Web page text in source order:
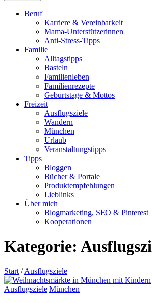
Beruf
Karriere & Vereinbarkeit
Mama-Unterstützerinnen
Anti-Stress-Tipps
Familie
Alltagstipps
Basteln
Familienleben
Familienrezepte
Geburtstage & Mottos
Freizeit
Ausflugsziele
Wandern
München
Urlaub
Veranstaltungstipps
Tipps
Bloggen
Bücher & Portale
Produktempfehlungen
Lieblinks
Über mich
Blogmarketing, SEO & Pinterest
Kooperationen
Kategorie:
Start / Ausflugsziele
Ausflugsziele München